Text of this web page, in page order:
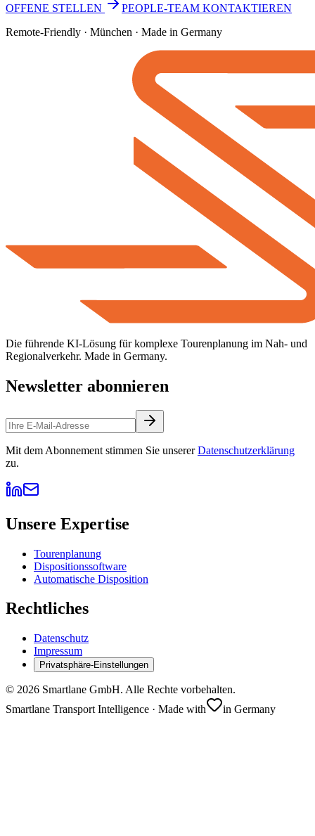
OFFENE STELLEN
PEOPLE-TEAM KONTAKTIEREN
Remote-Friendly · München · Made in Germany
Die führende KI-Lösung für komplexe Tourenplanung im Nah- und
Regionalverkehr. Made in Germany.
Newsletter abonnieren
Mit dem Abonnement stimmen Sie unserer Datenschutzerklärung
zu.
Unsere Expertise
Tourenplanung
Dispositionssoftware
Automatische Disposition
Rechtliches
Datenschutz
Impressum
Privatsphäre-Einstellungen
© 2026 Smartlane GmbH. Alle Rechte vorbehalten.
Smartlane Transport Intelligence · Made with
in Germany